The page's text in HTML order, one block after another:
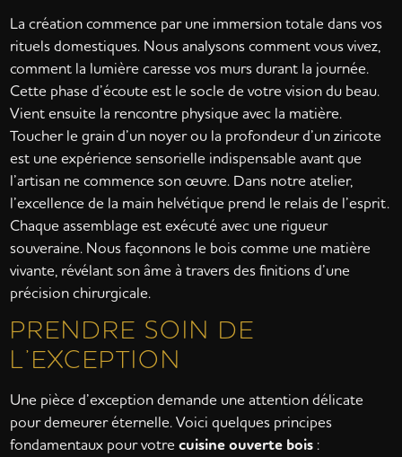
La création commence par une immersion totale dans vos
rituels domestiques. Nous analysons comment vous vivez,
comment la lumière caresse vos murs durant la journée.
Cette phase d’écoute est le socle de votre vision du beau.
Vient ensuite la rencontre physique avec la matière.
Toucher le grain d’un noyer ou la profondeur d’un ziricote
est une expérience sensorielle indispensable avant que
l’artisan ne commence son œuvre. Dans notre atelier,
l’excellence de la main helvétique prend le relais de l’esprit.
Chaque assemblage est exécuté avec une rigueur
souveraine. Nous façonnons le bois comme une matière
vivante, révélant son âme à travers des finitions d’une
précision chirurgicale.
PRENDRE SOIN DE
L’EXCEPTION
Une pièce d’exception demande une attention délicate
pour demeurer éternelle. Voici quelques principes
fondamentaux pour votrecuisine ouverte bois :